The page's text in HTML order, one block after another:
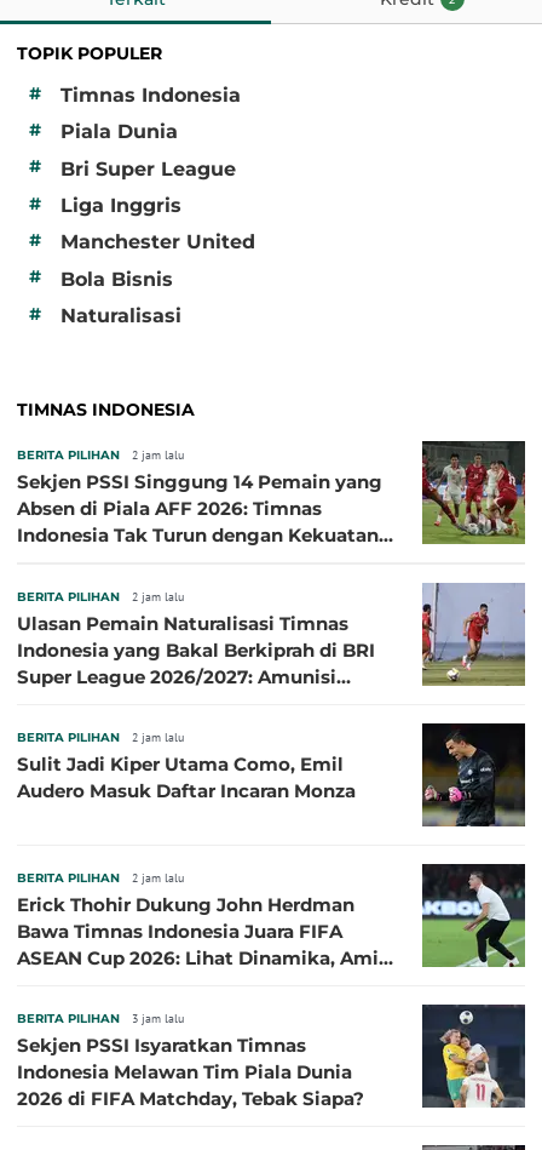
TOPIK POPULER
#
Timnas Indonesia
# Piala Dunia
# Bri Super League
# Liga Inggris
# Manchester United
# Bola Bisnis
# Naturalisasi
TIMNAS INDONESIA
BERITA PILIHAN 2 jam lalu
Sekjen PSSI Singgung 14 Pemain yang
Absen di Piala AFF 2026: Timnas
Indonesia Tak Turun dengan Kekuatan
BERITA PILIHAN 2 jam lalu
Ulasan Pemain Naturalisasi Timnas
Indonesia yang Bakal Berkiprah di BRI
Super League 2026/2027: Amunisi
BERITA PILIHAN 2 jam lalu
Sulit Jadi Kiper Utama Como, Emil
Audero Masuk Daftar Incaran Monza
BERITA PILIHAN 2 jam lalu
Erick Thohir Dukung John Herdman
Bawa Timnas Indonesia Juara FIFA
ASEAN Cup 2026: Lihat Dinamika, Amit-
BERITA PILIHAN 3 jam lalu
Sekjen PSSI Isyaratkan Timnas
Indonesia Melawan Tim Piala Dunia
2026 di FIFA Matchday, Tebak Siapa?